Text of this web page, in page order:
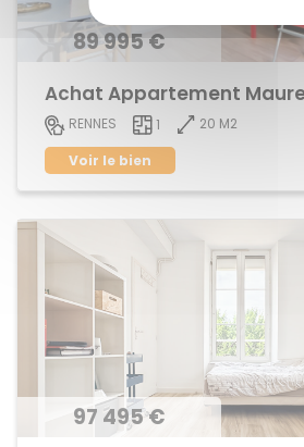
89 995 €
RENNES 1
20 M2
Voir le bien
97 495 €